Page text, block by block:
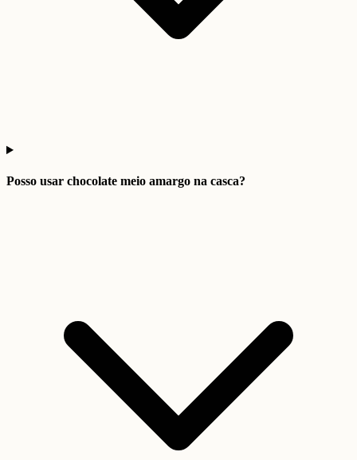
Posso usar chocolate meio amargo na casca?